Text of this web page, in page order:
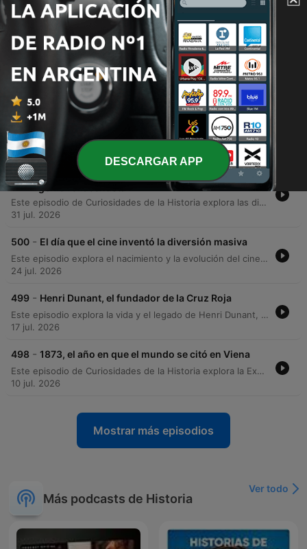
sustancias narcóticas en los medicamentos de la
corte imperial.
Episodios
502 -
Drogas en Grecia y Roma, una peligrosa adicción
de plebeyos y emperadores
Este episodio explora el uso y la percepción de las sustancias psicoactivas en las civilizaciones de Grecia y Roma. Se analiza cómo lo que hoy denominamos drogas formaba parte de una categoría más amplia de fármacos y medicamentos naturales, utilizados tanto con fines terapéuticos como recreativos o rituales. El relato detalla el uso de sustancias como la mandrágora, el estramonio, la belladona, el cannabis y el opio. Se examinan las descripciones de autores clásicos como Plinio el Viejo y Dioscórides, así como las aplicaciones medicinales para tratar desde dolores físicos hasta afecciones respiratorias, sin olvidar su presencia en mitos, banquetes de la élite romana y rituales religiosos.
07 ago. 2026
501 - Las múltiples facetas de Miguel Ángel, el gran
genio renacentista
Este episodio de Curiosidades de la Historia explora las diversas facetas de la personalidad de Miguel Ángel Buonarroti, más allá del mito del artista solitario e iracundo. A través de correspondencia propia y testimonios históricos, se analiza su ambición por elevar el prestigio de su linaje familiar, su formación privilegiada en la corte de los Médicis y sus complejas relaciones afectivas, tanto con mujeres como con hombres de su entorno. El relato profundiza en su papel como patriarca de la familia Buonarroti, su relación conflictiva con sus parientes y su carácter temperamental frente a figuras de poder como el Papa Julio II. El episodio ofrece una visión humanizada del genio renacentista, detallando sus tensiones económicas, sus vínculos intelectuales y su legado familiar.
31 jul. 2026
500 - El día que el cine inventó la diversión masiva
Este episodio explora el nacimiento y la evolución del cine como espectáculo de masas durante la Belle Époque. Se detalla el desarrollo del cinematógrafo por los hermanos Lumière en 1895, su expansión global a través de equipos de operadores y la transición desde proyecciones en locales provisionales hasta la creación de las salas Nickelodeon en Estados Unidos y los palacios de cine con arquitectura vanguardista. El relato también analiza la recepción social del nuevo medio, contrastando el asombro ante la captura de la realidad con las críticas de sectores aristocráticos, intelectuales y religiosos. Desde las primeras funciones comerciales en París hasta su llegada a España y México, se examina cómo el cine pasó de ser un entretenimiento curioso a convertirse en una herramienta artística y cultural fundamental.
24 jul. 2026
499 - Henri Dunant, el fundador de la Cruz Roja
Este episodio explora la vida y el legado de Henri Dunant, el empresario suizo cuya experiencia durante la batalla de Solferino en 1859 transformó la asistencia humanitaria. Tras presenciar el desastre sanitario y la falta de organización tras el conflicto entre Francia y Austria, Dunant dedicó su vida a promover la creación de organizaciones de socorro permanentes y tratados internacionales para proteger a los heridos de guerra. El relato detalla el proceso de fundación del Comité Internacional de la Cruz Roja, desde la publicación de su obra Un recuerdo de Solferino hasta la adopción del emblema de la cruz roja y la firma del primer Convenio de Ginebra. La narrativa también aborda el contraste entre el éxito global de su causa humanitaria y la caída personal de Dunant, quien terminó sus días en la precariación antes de ser reconocido con el Premio Nobel de la Paz.
17 jul. 2026
498 - 1873, el año en que el mundo se citó en Viena
Este episodio de Curiosidades de la Historia explora la Exposición Universal de Viena de 1873, un evento que buscaba proyectar el poder del Imperio Austrohúngaro y la modernización de la capital del Danubio. A pesar de enfrentar crisis económicas, epidemias de cólera y una infraestructura incompleta, la muestra logró situar a Viena en el mapa global y transformó la ciudad mediante avances en transporte y suministros de agua. La narrativa detalla la presencia de monarcas internacionales, la exhibición de avances tecnológicos industriales y la inclusión inédita de trabajos femeninos y culturas no europeas, como la japonesa y la oriental. Aunque la exposición resultó en un déficit financiero significativo para el imperio, su legado perdura como un hito de la diversidad cultural y la transformación urbana de finales del siglo XIX.
10 jul. 2026
Mostrar más episodios
Más podcasts de Historia
Ver todo
DESCARGAR APP